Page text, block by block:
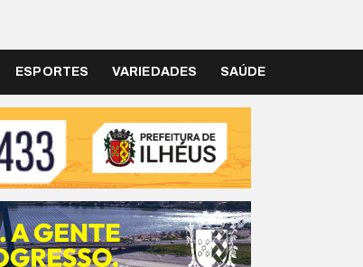
ESPORTES VARIEDADES SAÚDE